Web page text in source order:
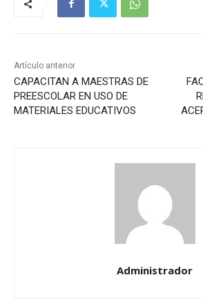
Artículo anterior
CAPACITAN A MAESTRAS DE
PREESCOLAR EN USO DE
MATERIALES EDUCATIVOS
Administrador